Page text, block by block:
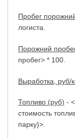
Пробег
логиста.
Порожний
пробег> * 100.
Выработка, руб/
Топливо (руб) -
стоимость
парку)>.